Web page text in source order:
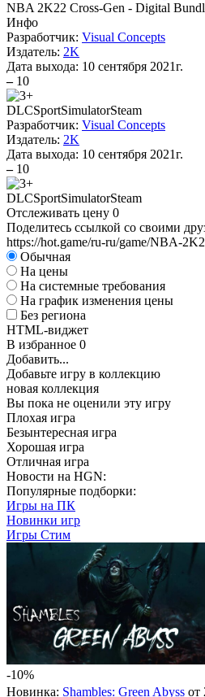
NBA 2K22 Cross-Gen - Digital
Инфо
Разработчик: Visual Concepts
Издатель: 2K
Дата выхода: 10 сентября 2021г.
– 10
DLCSportSimulatorSteam
Разработчик: Visual Concepts
Издатель: 2K
Дата выхода: 10 сентября 2021г.
– 10
DLCSportSimulatorSteam
Отслеживать цену 0
Поделитесь ссылкой со своими
https://hot.game/ru-ru/game/NBA-
Обычная
На цены
На системные требования
На график изменения цены
Без региона
HTML-виджет
В избранное 0
Добавить...
Добавьте игру в коллекцию
новая коллекция
Вы пока не оценили эту игру
Плохая игра
Безынтересная игра
Хорошая игра
Отличная игра
Новости на HGN:
Популярные подборки:
Игры на ПК
Новинки игр
Игры Стим
-10%
Новинка: Shambles: Green Abyss от